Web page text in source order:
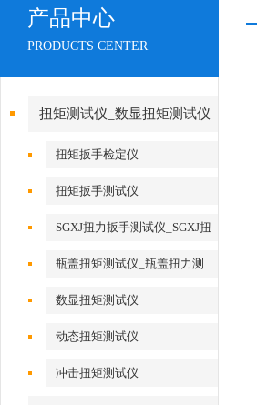
产品中心
PRODUCTS CENTER
扭矩测试仪_数显扭矩测试仪
扭矩扳手检定仪
扭矩扳手测试仪
SGXJ扭力扳手测试仪_SGXJ扭
力扳手校准仪
瓶盖扭矩测试仪_瓶盖扭力测
试仪
数显扭矩测试仪
动态扭矩测试仪
冲击扭矩测试仪